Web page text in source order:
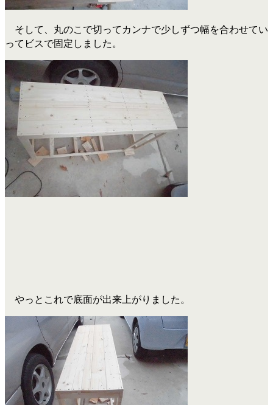
そして、丸のこで切ってカンナで少しずつ幅を合わせてい
ってビスで固定しました。
やっとこれで底面が出来上がりました。